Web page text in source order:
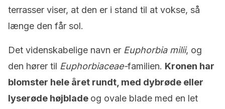
terrasser viser, at den er i stand til at vokse, så
længe den får sol.
Det videnskabelige navn er Euphorbia milii, og
den hører til Euphorbiaceae-familien. Kronen har
blomster hele året rundt, med dybrøde eller
lyserøde højblade og ovale blade med en let